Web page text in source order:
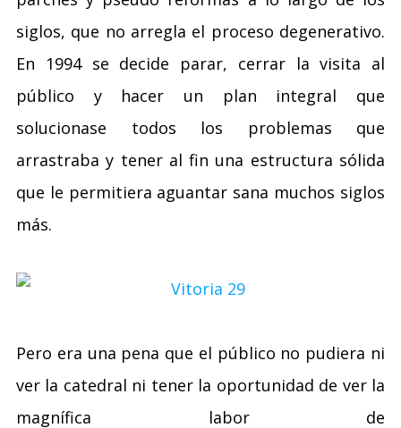
siglos, que no arregla el proceso degenerativo.
En 1994 se decide parar, cerrar la visita al
público y hacer un plan integral que
solucionase todos los problemas que
arrastraba y tener al fin una estructura sólida
que le permitiera aguantar sana muchos siglos
más.
Pero era una pena que el público no pudiera ni
ver la catedral ni tener la oportunidad de ver la
magnífica labor de